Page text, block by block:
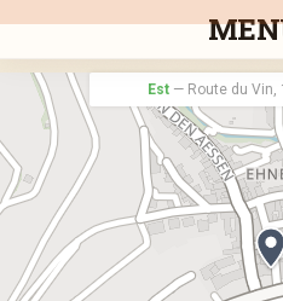
TOUS LES
Est — Route du Vin,